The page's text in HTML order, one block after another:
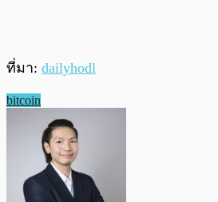
ที่มา: dailyhodl
bitcoin